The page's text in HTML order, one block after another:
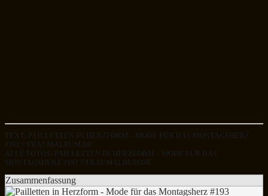
TEXT: PAILLETTEN IN HERZFORM – MODE FÜR DAS MONTAGSHERZ
#193 ©TRAUMALBUM.DE
ALLE FOTOS: PAILLETTEN IN HERZFORM – MODE FÜR DAS
MONTAGSHERZ #193 ©TRAUMALBUM.DE
Zusammenfassung